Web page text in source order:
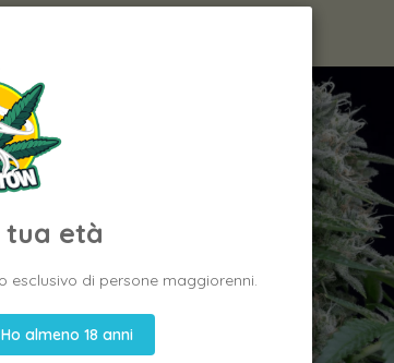
26,00 €
tua età
esclusivo di persone maggiorenni.
Ho almeno 18 anni